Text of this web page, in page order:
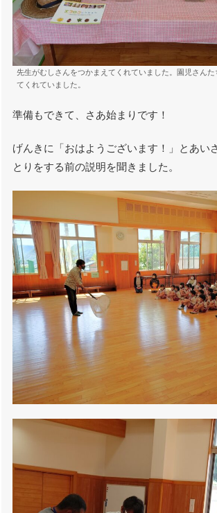
先生がむしさんをつかまえてくれていました。園児さん
てくれていました。
準備もできて、さあ始まりです！
げんきに「おはようございます！」とあい
とりをする前の説明を聞きました。